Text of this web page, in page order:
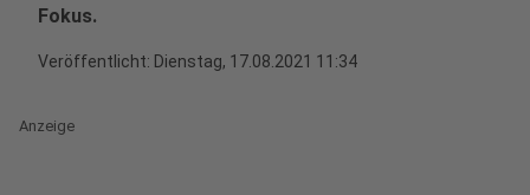
Fokus.
Veröffentlicht: Dienstag, 17.08.2021 11:34
Anzeige